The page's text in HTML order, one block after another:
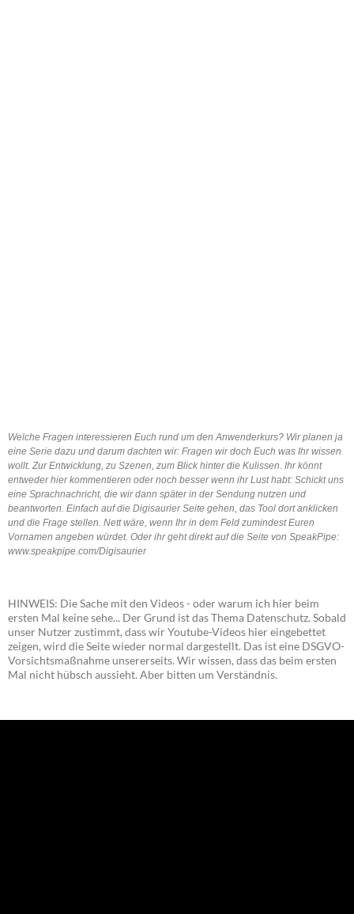
Welche Fragen interessieren Euch rund um den Anwenderkurs? Wir planen ja
eine Serie dazu und darum dachten wir: Fragen wir doch Euch was Ihr wissen
wollt. Zur Entwicklung, zu Szenen, zum Blick hinter die Kulissen. Ihr könnt
entweder hier kommentieren oder noch besser wenn ihr Lust habt: Schickt uns
eine Sprachnachricht, die wir dann später in der Sendung nutzen und
beantworten. Einfach auf die Digisaurier Seite gehen, das Tool dort anklicken
und die Frage stellen. Nett wäre, wenn Ihr in dem Feld zumindest Euren
Vornamen angeben würdet. Oder ihr geht direkt auf die Seite von SpeakPipe:
www.speakpipe.com/Digisaurier
HINWEIS: Die Sache mit den Videos - oder warum ich hier beim
ersten Mal keine sehe... Der Grund ist das Thema Datenschutz. Sobald
unser Nutzer zustimmt, dass wir Youtube-Videos hier eingebettet
zeigen, wird die Seite wieder normal dargestellt. Das ist eine DSGVO-
Vorsichtsmaßnahme unsererseits. Wir wissen, dass das beim ersten
Mal nicht hübsch aussieht. Aber bitten um Verständnis.